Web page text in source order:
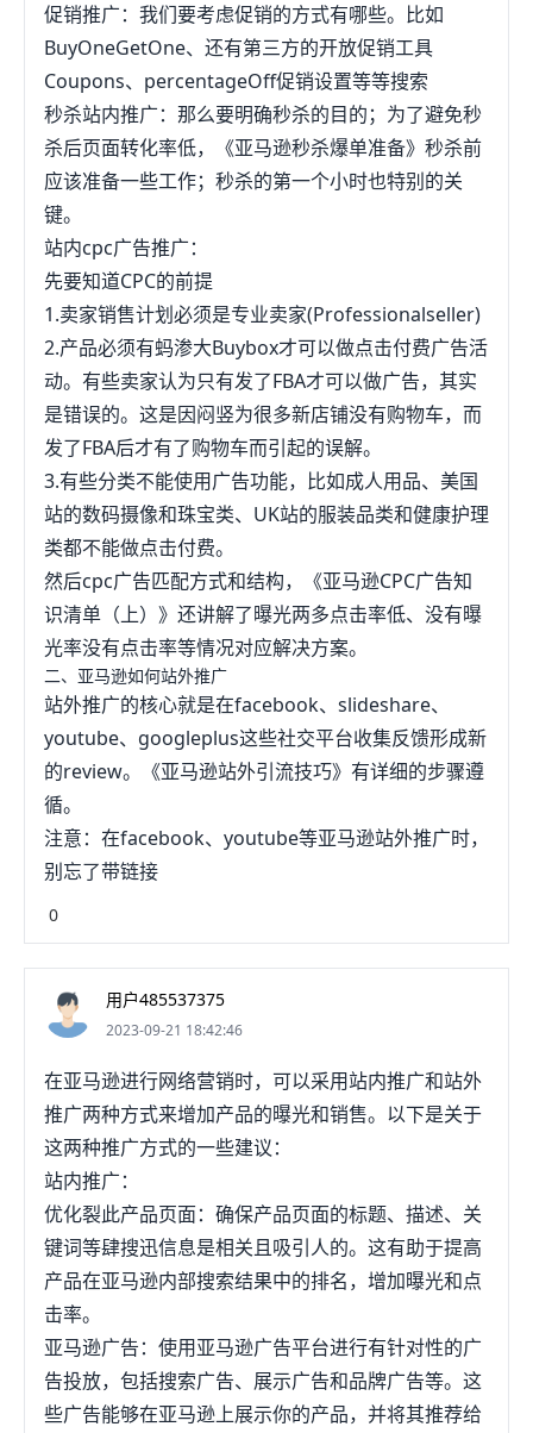
促销推广：我们要考虑促销的方式有哪些。比如
BuyOneGetOne、还有第三方的开放促销工具
Coupons、percentageOff促销设置等等搜索
秒杀站内推广：那么要明确秒杀的目的；为了避免秒
杀后页面转化率低，《亚马逊秒杀爆单准备》秒杀前
应该准备一些工作；秒杀的第一个小时也特别的关
键。
站内cpc广告推广：
先要知道CPC的前提
1.卖家销售计划必须是专业卖家(Professionalseller)
2.产品必须有蚂渗大Buybox才可以做点击付费广告活
动。有些卖家认为只有发了FBA才可以做广告，其实
是错误的。这是因闷竖为很多新店铺没有购物车，而
发了FBA后才有了购物车而引起的误解。
3.有些分类不能使用广告功能，比如成人用品、美国
站的数码摄像和珠宝类、UK站的服装品类和健康护理
类都不能做点击付费。
然后cpc广告匹配方式和结构，《亚马逊CPC广告知
识清单（上）》还讲解了曝光两多点击率低、没有曝
光率没有点击率等情况对应解决方案。
二、亚马逊如何站外推广
站外推广的核心就是在facebook、slideshare、
youtube、googleplus这些社交平台收集反馈形成新
的review。《亚马逊站外引流技巧》有详细的步骤遵
循。
注意：在facebook、youtube等亚马逊站外推广时，
别忘了带链接
0
用户485537375
2023-09-21 18:42:46
在亚马逊进行网络营销时，可以采用站内推广和站外
推广两种方式来增加产品的曝光和销售。以下是关于
这两种推广方式的一些建议：
站内推广：
优化裂此产品页面：确保产品页面的标题、描述、关
键词等肆搜迅信息是相关且吸引人的。这有助于提高
产品在亚马逊内部搜索结果中的排名，增加曝光和点
击率。
亚马逊广告：使用亚马逊广告平台进行有针对性的广
告投放，包括搜索广告、展示广告和品牌广告等。这
些广告能够在亚马逊上展示你的产品，并将其推荐给